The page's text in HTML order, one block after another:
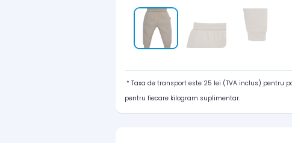
* Taxa de transport este 25 lei (TVA inclus) pentru
pentru fiecare kilogram suplimentar.